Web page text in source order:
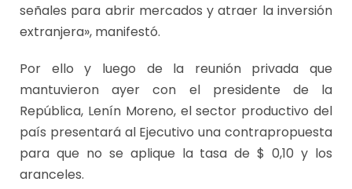
señales para abrir mercados y atraer la inversión
extranjera», manifestó.
Por ello y luego de la reunión privada que
mantuvieron ayer con el presidente de la
República, Lenín Moreno, el sector productivo del
país presentará al Ejecutivo una contrapropuesta
para que no se aplique la tasa de $ 0,10 y los
aranceles.